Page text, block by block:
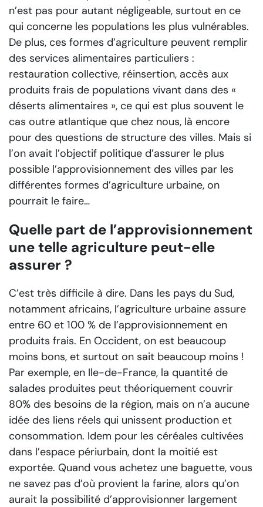
n’est pas pour autant négligeable, surtout en ce
qui concerne les populations les plus vulnérables.
De plus, ces formes d’agriculture peuvent remplir
des services alimentaires particuliers :
restauration collective, réinsertion, accès aux
produits frais de populations vivant dans des «
déserts alimentaires », ce qui est plus souvent le
cas outre atlantique que chez nous, là encore
pour des questions de structure des villes. Mais si
l’on avait l’objectif politique d’assurer le plus
possible l’approvisionnement des villes par les
différentes formes d’agriculture urbaine, on
pourrait le faire…
Quelle part de l’approvisionnement
une telle agriculture peut-elle
assurer ?
C’est très difficile à dire. Dans les pays du Sud,
notamment africains, l’agriculture urbaine assure
entre 60 et 100 % de l’approvisionnement en
produits frais. En Occident, on est beaucoup
moins bons, et surtout on sait beaucoup moins !
Par exemple, en Ile-de-France, la quantité de
salades produites peut théoriquement couvrir
80% des besoins de la région, mais on n’a aucune
idée des liens réels qui unissent production et
consommation. Idem pour les céréales cultivées
dans l’espace périurbain, dont la moitié est
exportée. Quand vous achetez une baguette, vous
ne savez pas d’où provient la farine, alors qu’on
aurait la possibilité d’approvisionner largement